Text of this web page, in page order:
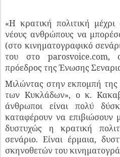
«Η κρατική πολιτική
νέους ανθρώπους να
(στο κινηματογραφικό
του στο parosvoice.com,
πρόεδρος της Ένωσης
Μιλώντας στην εκπομπή
των Κυκλάδων», ο κ.
άνθρωποι είναι πολύ
καταφέρουν να επιβιώσουν
δυστυχώς η κρατική
σενάριο. Είναι έρμαια,
σκηνοθετών του